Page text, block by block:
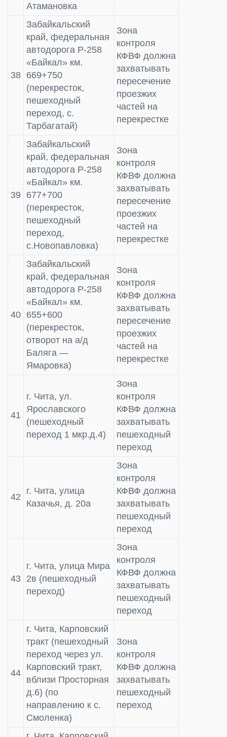
Атамановка
38
Забайкальский
край, федеральная
автодорога Р-258
«Байкал» км.
669+750
(перекресток,
пешеходный
переход, с.
Тарбагатай)
Зона
контроля
КФВФ должна
захватывать
пересечение
проезжих
частей на
перекрестке
39
Забайкальский
край, федеральная
автодорога Р-258
«Байкал» км.
677+700
(перекресток,
пешеходный
переход,
с.Новопавловка)
Зона
контроля
КФВФ должна
захватывать
пересечение
проезжих
частей на
перекрестке
40
Забайкальский
край, федеральная
автодорога Р-258
«Байкал» км.
655+600
(перекресток,
отворот на а/д
Баляга —
Ямаровка)
Зона
контроля
КФВФ должна
захватывать
пересечение
проезжих
частей на
перекрестке
41
г. Чита, ул.
Ярославского
(пешеходный
переход 1 мкр.д.4)
Зона
контроля
КФВФ должна
захватывать
пешеходный
переход
42
г. Чита, улица
Казачья, д. 20а
Зона
контроля
КФВФ должна
захватывать
пешеходный
переход
43
г. Чита, улица Мира
2в (пешеходный
переход)
Зона
контроля
КФВФ должна
захватывать
пешеходный
переход
44
г. Чита, Карповский
тракт (пешеходный
переход через ул.
Карповский тракт,
вблизи Просторная
д.6) (по
направлению к с.
Смоленка)
Зона
контроля
КФВФ должна
захватывать
пешеходный
переход